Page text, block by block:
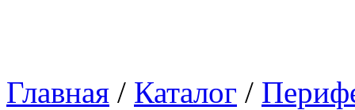
Главная / Каталог /